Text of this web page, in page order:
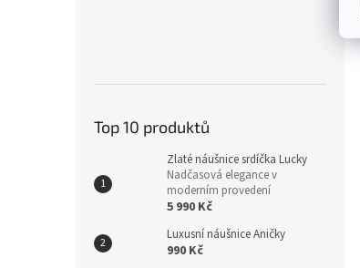
Top 10 produktů
Zlaté náušnice srdíčka Lucky
Nadčasová elegance v
moderním provedení
5 990 Kč
Luxusní náušnice Aničky
990 Kč